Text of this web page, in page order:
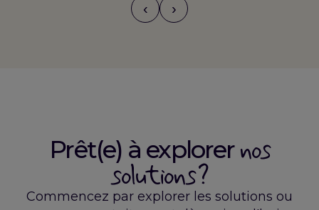
‹ ›
Prêt(e) à explorernos
solutions ?
Commencez par explorer les solutions ou